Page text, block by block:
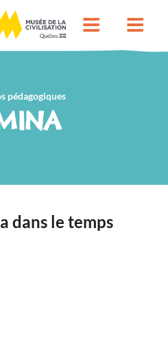
pédagogiques
dans le temps